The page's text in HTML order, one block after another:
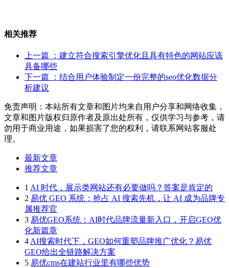
相关推荐
上一篇
：建立符合搜索引擎优化且具有特色的网站应该
具备哪些
下一篇
：结合用户体验制定一份完整的seo优化数据分
析建议
免责声明：本站所有文章和图片均来自用户分享和网络收集，
文章和图片版权归原作者及原出处所有，仅供学习与参考，请
勿用于商业用途，如果损害了您的权利，请联系网站客服处
理。
最新文章
推荐文章
1 AI 时代，展示类网站还有必要做吗？答案是肯定的
2 易优 GEO 系统：抢占 AI 搜索先机，让 AI 成为品牌专
属推荐官
3 易优GEO系统：AI时代品牌流量新入口，开启GEO优
化新篇章
4 AI搜索时代下，GEO如何重塑品牌推广优化？易优
GEO给出全链路解决方案
5 易优cms在建站行业里有哪些优势